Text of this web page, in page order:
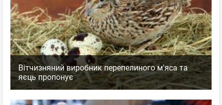
Вітчизняний виробник перепелиного м'яса та
яєць пропонує